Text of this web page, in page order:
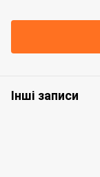
Інші записи